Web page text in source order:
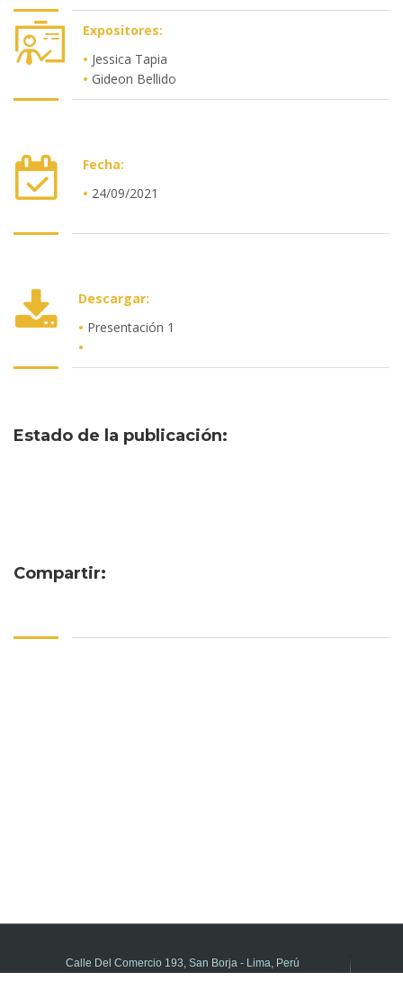
Expositores:
• Jessica Tapia
• Gideon Bellido
Fecha:
• 24/09/2021
Descargar:
• Presentación 1
•
Estado de la publicación:
Compartir:
Calle Del Comercio 193, San Borja - Lima, Perú